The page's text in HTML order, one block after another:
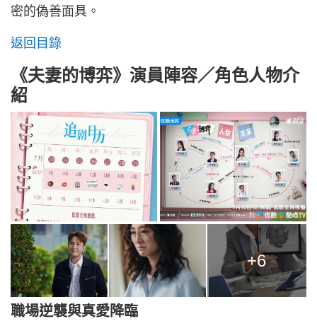
密的偽善面具。
返回目錄
《夫妻的博弈》演員陣容／角色人物介
紹
+6
職場逆襲與真愛降臨